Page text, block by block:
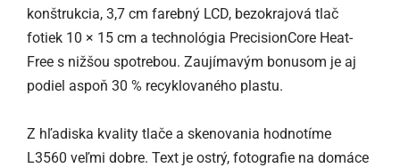
konštrukcia, 3,7 cm farebný LCD, bezokrajová tlač
fotiek 10 × 15 cm a technológia PrecisionCore Heat-
Free s nižšou spotrebou. Zaujímavým bonusom je aj
podiel aspoň 30 % recyklovaného plastu.
Z hľadiska kvality tlače a skenovania hodnotíme
L3560 veľmi dobre. Text je ostrý, fotografie na domáce